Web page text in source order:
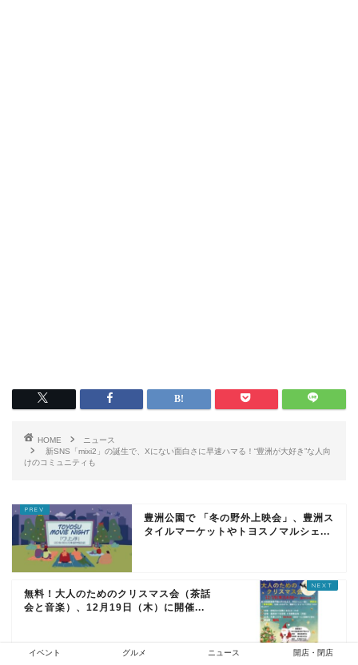
HOME
ニュース
新SNS「mixi2」の誕生で、Xにない面白さに早速ハマる！“豊洲が大好き”な人向
けのコミュニティも
豊洲公園で 「冬の野外上映会」、豊洲ス
タイルマーケットやトヨスノマルシェ...
無料！大人のためのクリスマス会（茶話
会と音楽）、12月19日（木）に開催...
イベント グルメ ニュース 開店・閉店